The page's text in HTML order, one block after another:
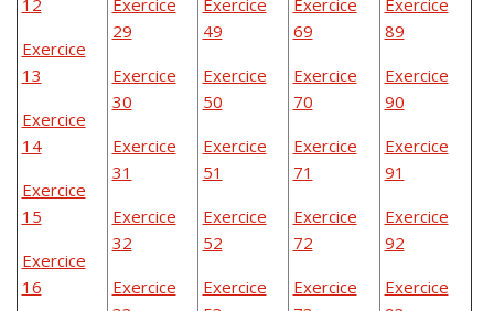
12
Exercice
13
Exercice
14
Exercice
15
Exercice
16
Exercice
29
Exercice
30
Exercice
31
Exercice
32
Exercice
Exercice
49
Exercice
50
Exercice
51
Exercice
52
Exercice
Exercice
69
Exercice
70
Exercice
71
Exercice
72
Exercice
Exercice
89
Exercice
90
Exercice
91
Exercice
92
Exercice